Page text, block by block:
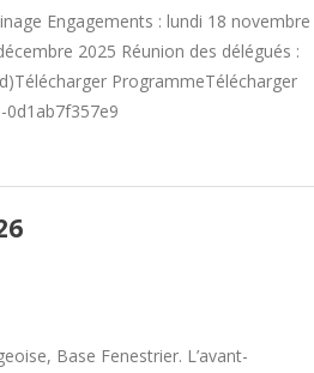
Engagements : lundi 18 novembre
2025 Réunion des délégués :
ProgrammeTélécharger
Base Fenestrier. L’avant-